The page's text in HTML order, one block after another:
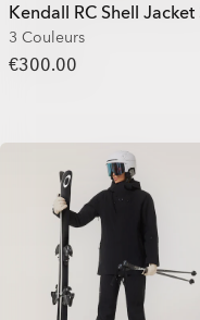
Kendall RC Shell Jacket
3 Couleurs
€300.00